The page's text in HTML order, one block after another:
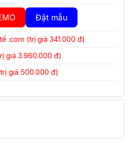
Đặt mẫu
.com (trị giá 341.000 đ)
giá 3.960.000 đ)
giá 500.000 đ)